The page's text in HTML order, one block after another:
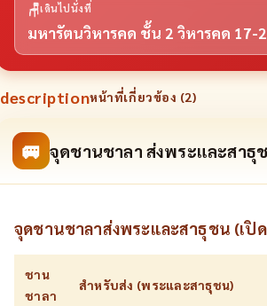
🪑เดินไปนั่งที่
มหารัตนวิหารคด ชั้น 2 วิหารคด 17-
descriptionหน้าที่เกี่ยวข้อง (2)
🚐 จุดชานชาลา ส่งพระและสาธุ
จุดชานชาลาส่งพระและสาธุชน (เปิด
ชาน
ชาลา
สำหรับส่ง (พระและสาธุชน)